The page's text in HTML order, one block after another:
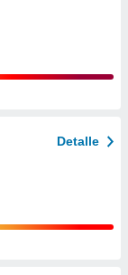
Detalle